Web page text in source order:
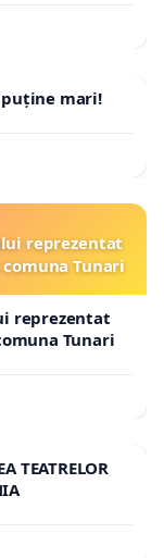
mari!
reprezentat
Tunari
reprezentat
Tunari
TEATRELOR